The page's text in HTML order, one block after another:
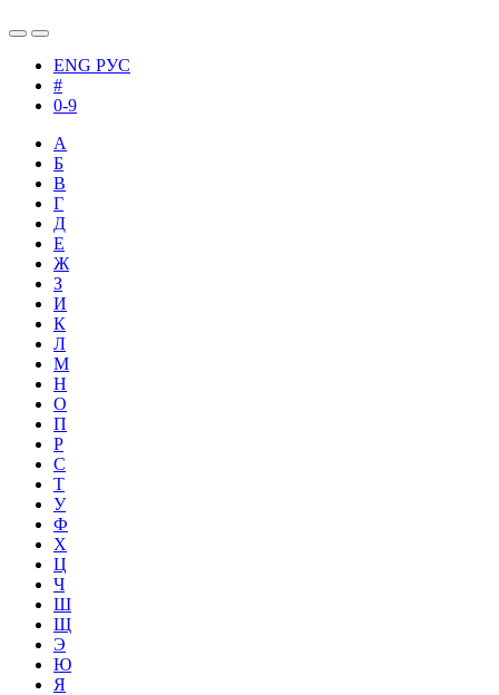
ENG РУС
#
0-9
А
Б
В
Г
Д
Е
Ж
З
И
К
Л
М
Н
О
П
Р
С
Т
У
Ф
Х
Ц
Ч
Ш
Щ
Э
Ю
Я